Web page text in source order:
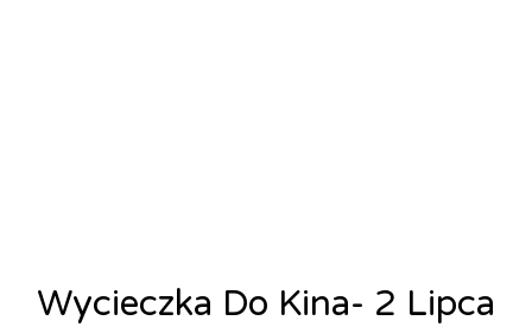
Wycieczka Do Kina- 2 Lipca